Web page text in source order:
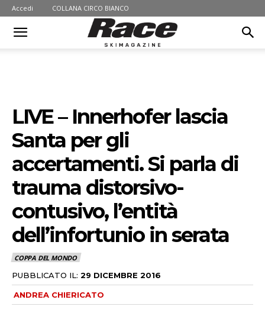
Accedi COLLANA CIRCO BIANCO
LIVE – Innerhofer lascia
Santa per gli
accertamenti. Si parla di
trauma distorsivo-
contusivo, l’entità
dell’infortunio in serata
COPPA DEL MONDO
PUBBLICATO IL: 29 DICEMBRE 2016
ANDREA CHIERICATO